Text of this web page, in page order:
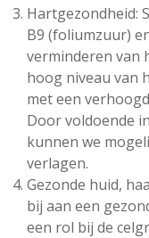
Hartgezondheid:
B9 (foliumzuur)
verminderen van
hoog niveau van
met een
Door voldoende
kunnen we
verlagen.
Gezonde huid,
bij aan een
een rol bij de